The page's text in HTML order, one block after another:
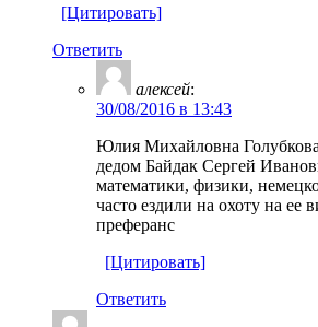
[Цитировать]
Ответить
алексей:
30/08/2016 в 13:43
Юлия Михайловна
дедом Байдак Сергей
математики, физики,
часто ездили на охоту на ее
преферанс
[Цитировать]
Ответить